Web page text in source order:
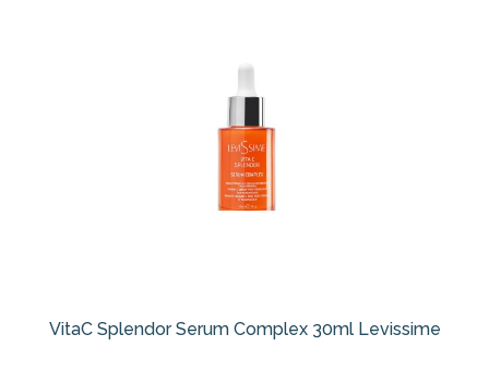
VitaC Splendor Serum Complex 30ml Levissime